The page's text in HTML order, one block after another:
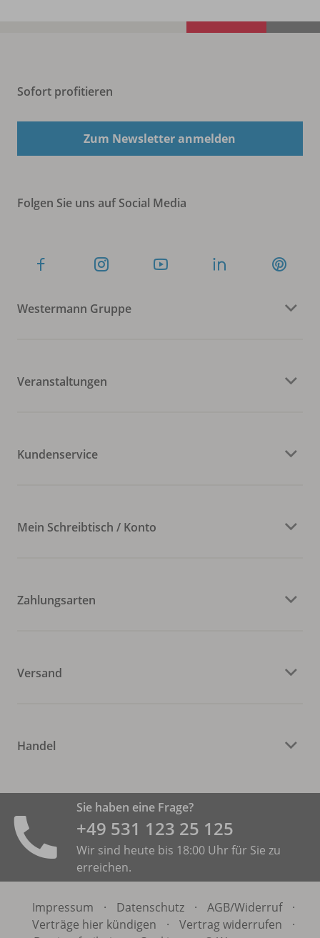
Sofort profitieren
Zum Newsletter anmelden
Folgen Sie uns auf Social Media
Westermann Gruppe
Veranstaltungen
Kundenservice
Mein Schreibtisch / Konto
Zahlungsarten
Versand
Handel
Sie haben eine Frage?
+49 531 ­123 25 125
Wir sind heute bis 18:00 Uhr für Sie zu
erreichen.
Impressum · Datenschutz · AGB/Widerruf
·
Verträge hier kündigen
· Vertrag widerrufen
·